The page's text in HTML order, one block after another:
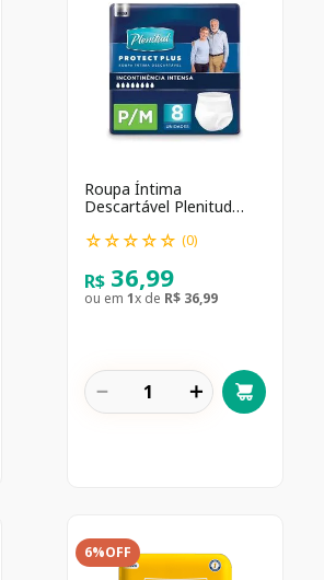
Roupa Íntima
Descartável Plenitud
Absorção Intensa 8
☆☆☆☆☆ (0)
R$ 36,99
ou em 1x de R$ 36,99
＋
－
6%OFF